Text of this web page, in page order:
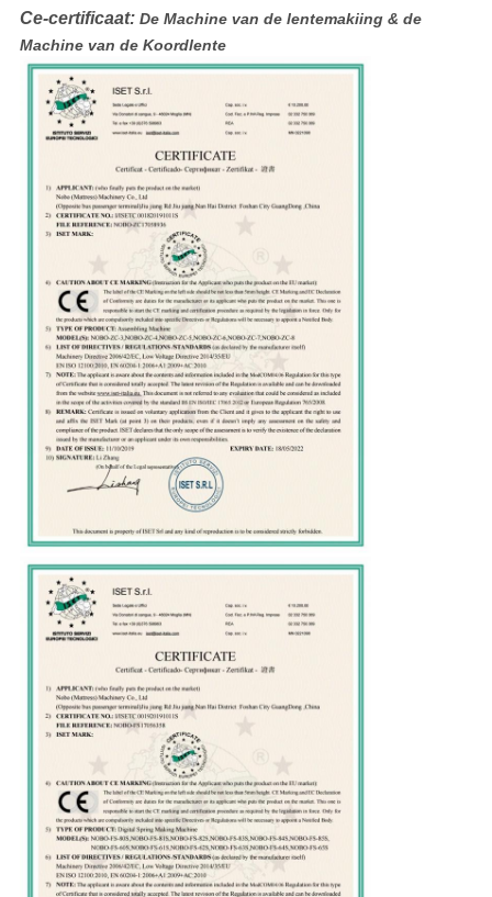
Ce-certificaat: De Machine van de lentemakiing & de
Machine van de Koordlente